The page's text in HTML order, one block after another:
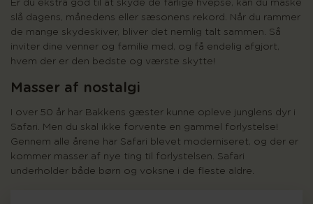
Er du ekstra god til at skyde de farlige hvepse, kan du måske
slå dagens, månedens eller sæsonens rekord. Når du rammer
de mange skydeskiver, bliver det nemlig talt sammen. Så
inviter dine venner og familie med, og få endelig afgjort,
hvem der er den bedste og værste skytte!
Masser af nostalgi
I over 50 år har Bakkens gæster kunne opleve junglens dyr i
Safari. Men du skal ikke forvente en gammel forlystelse!
Gennem alle årene har Safari blevet moderniseret, og der er
kommer masser af nye ting til forlystelsen. Safari
underholder både børn og voksne i de fleste aldre.